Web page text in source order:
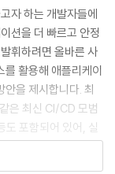
자 하는 개발자들에
션을 더 빠르고 안정
휘하려면 올바른 사
활용해 애플리케이
안을 제시합니다. 최
은 최신 CI/CD 모범
도 포함되어 있어, 실
장은 모니터링, 보
실무에 필요한 다